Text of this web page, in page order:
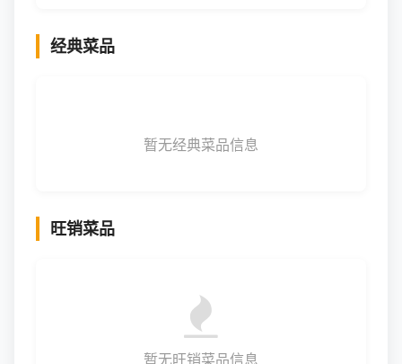
经典菜品
暂无经典菜品信息
旺销菜品
暂无旺销菜品信息